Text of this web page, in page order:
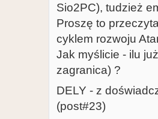
Sio2PC), tudzież
Proszę to
cyklem rozwoju
Jak myślicie - ilu
zagranica) ?
DELY - z
(post#23)